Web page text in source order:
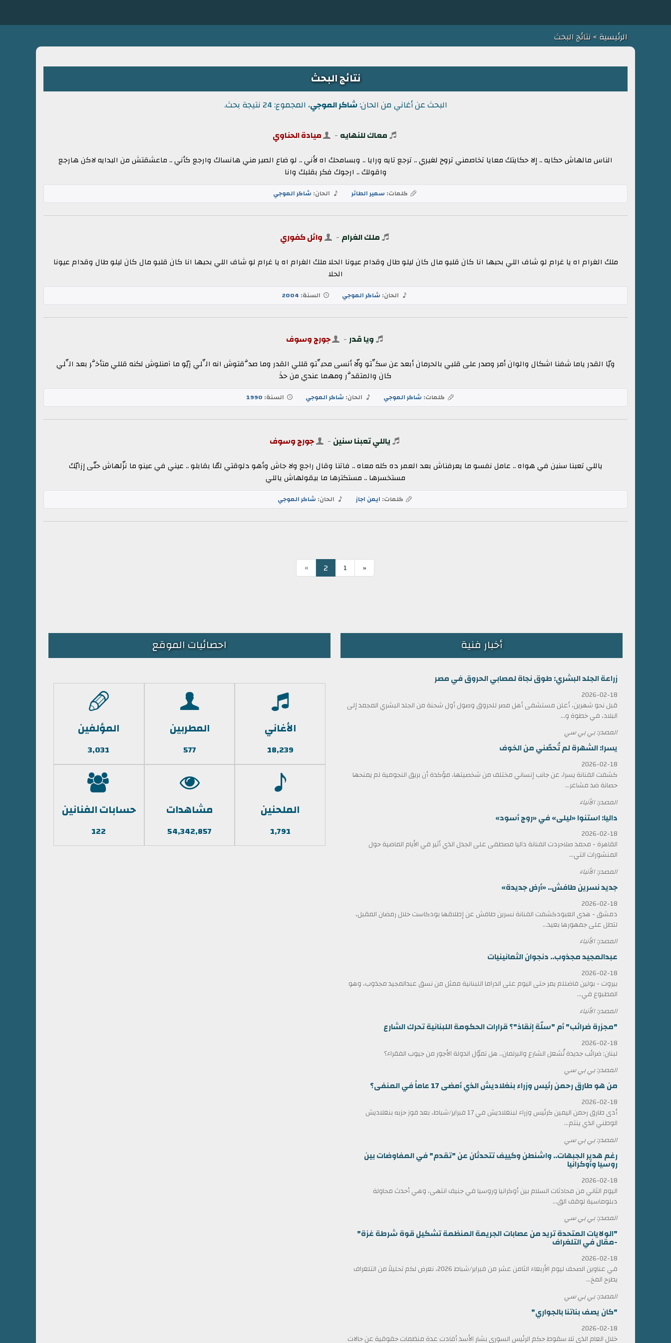
الرئيسية> نتائج البحث
نتائج البحث
البحث عن أغاني من الحان:شاكر الموجي، المجموع: 24 نتيجة بحث.
معاك للنهايه - ميادة الحناوي
الناس مالهاش حكايه .. إلا حكايتك معايا تخاصمني تروح لغيري .. ترجع تايه ورايا .. وبسامحك اه لأني .. لو ضاع الصبر مني هانساك وارجع كأني .. ماعشقتش من البدايه لاكن هارجع
واقولك .. ارجوك فكر بقلبك وانا
كلمات: سمير الطائر الحان: شاكر الموجي
ملك الغرام - وائل كفوري
ملك الغرام اه يا غرام لو شاف اللي بحبها انا كان قلبو مال كان ليلو طال وقدام عيونا الحلا ملك الغرام اه يا غرام لو شاف اللي بحبها انا كان قلبو مال كان ليلو طال وقدام عيونا
الحلا
الحان: شاكر الموجي السنة: 2004
ويا قدر- جورج وسوف
ويّا القدر ياما شفنا اشكال والوان أمر وصدر على قلبي بالحرمان أبعد عن سكِّتو ولّا أنسى محبِّتو قللي القدر وما صدَّقتوش انه الِّلي زيّو ما آمنلوش لكنه قللي متأخَّر بعد الِّلي
كان والمتقدَّر ومهما عندي من حذَ
كلمات: شاكر الموجي الحان: شاكر الموجي السنة: 1990
ياللي تعبنا سنين - جورج وسوف
ياللي تعبنا سنين في هواه .. عامل نفسو ما يعرفناش بعد العمر ده كله معاه .. فاتنا وقال راجع ولا جاش وأهو دلوقتي لمّا بقابلو .. عيني في عينو ما نزّلهاش حتّى إزايّك
مستخسرها .. مستكترها ما بيقولهاش ياللي
كلمات: ايمن اجاز الحان: شاكر الموجي
«
1
2
»
أخبار فنية
زراعة الجلد البشري: طوق نجاة لمصابي الحروق في مصر
2026-02-18
قبل نحو شهرين، أعلن مستشفى أهل مصر للحروق وصول أول شحنة من الجلد البشري المجمد إلى
البلاد، في خطوة و...
المصدر: بي بي سي
يسرا: الشهرة لم تُحصّني من الخوف
2026-02-18
كشفت الفنانة يسرا، عن جانب إنساني مختلف من شخصيتها، مؤكدة أن بريق النجومية لم يمنحها
حصانة ضد مشاعر...
المصدر: الأنباء
داليا: استنوا «ليلى» في «روج أسود»
2026-02-18
القاهرة - محمد صلاحردت الفنانة داليا مصطفى على الجدل الذي أثير في الأيام الماضية حول
المنشورات التي...
المصدر: الأنباء
جديد نسرين طافش.. «أرض جديدة»
2026-02-18
دمشق - هدى العبودكشفت الفنانة نسرين طافش عن إطلاقها بودكاست خلال رمضان المقبل،
لتطل على جمهورها بعيد...
المصدر: الأنباء
عبدالمجيد مجذوب.. دنجوان الثمانينيات
2026-02-18
بيروت - بولين فاضللم يمر حتى اليوم على الدراما اللبنانية ممثل من نسق عبدالمجيد مجذوب، وهو
المطبوع في...
المصدر: الأنباء
"مجزرة ضرائب" أم "سلّة إنقاذ"؟ قرارات الحكومة اللبنانية تحرك الشارع
2026-02-18
لبنان: ضرائب جديدة تُشعل الشارع والبرلمان.. هل تموّل الدولة الأجور من جيوب الفقراء؟
المصدر: بي بي سي
من هو طارق رحمن رئيس وزراء بنغلاديش الذي أمضى 17 عاماً في المنفى؟
2026-02-18
أدى طارق رحمن اليمين كرئيس وزراء لبنغلاديش في 17 فبراير/شباط، بعد فوز حزبه بنغلاديش
الوطني الذي ينتم...
المصدر: بي بي سي
رغم هدير الجبهات.. واشنطن وكييف تتحدثان عن "تقدم" في المفاوضات بين
روسيا وأوكرانيا
2026-02-18
اليوم الثاني من محادثات السلام بين أوكرانيا وروسيا في جنيف انتهى، وهي أحدث محاولة
دبلوماسية لوقف الق...
المصدر: بي بي سي
"الولايات المتحدة تريد من عصابات الجريمة المنظمة تشكيل قوة شرطة غزة"
-مقال في التلغراف
2026-02-18
في عناوين الصحف ليوم الأربعاء الثامن عشر من فبراير/شباط 2026، نعرض لكم تحليلاً من التلغراف
يطرح المخ...
المصدر: بي بي سي
"كان يصف بناتنا بالجواري"
2026-02-18
خلال العام الذي تلا سقوط حكم الرئيس السوري بشار الأسد أفادت عدة منظمات حقوقية عن حالات
احصائيات الموقع
الأغاني
18,239
المطربين
577
المؤلفين
3,031
الملحنين
1,791
مشاهدات
54,342,857
حسابات الفنانين
122